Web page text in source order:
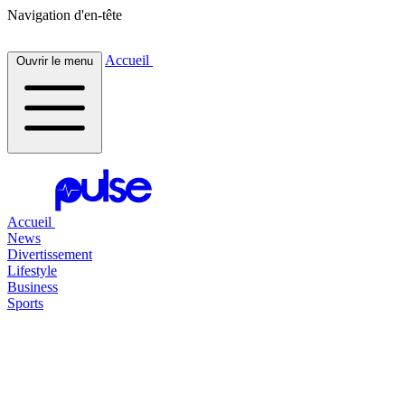
Navigation d'en-tête
Ouvrir le menu Accueil
Accueil
News
Divertissement
Lifestyle
Business
Sports